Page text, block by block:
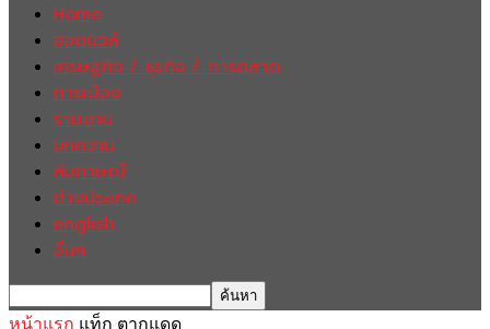
Home
ฮอตนิวส์
เศรษฐกิจ / ธุรกิจ / การตลาด
การเมือง
รายงาน
บทความ
สัมภาษณ์
ต่างประเทศ
english
อื่นๆ
หน้าแรก แท็ก ตากแดด